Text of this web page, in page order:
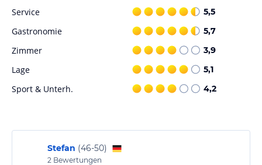
Service 5,5
Gastronomie 5,7
Zimmer 3,9
Lage 5,1
Sport & Unterh. 4,2
Stefan (46-50)
2 Bewertungen